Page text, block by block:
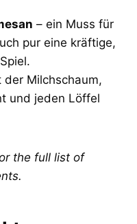
– ein Muss für
pur eine kräftige,
Milchschaum,
und jeden Löffel
the full list of